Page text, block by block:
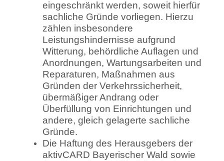
eingeschränkt werden, soweit hierfür
sachliche Gründe vorliegen. Hierzu
zählen insbesondere
Leistungshindernisse aufgrund
Witterung, behördliche Auflagen und
Anordnungen, Wartungsarbeiten und
Reparaturen, Maßnahmen aus
Gründen der Verkehrssicherheit,
übermäßiger Andrang oder
Überfüllung von Einrichtungen und
andere, gleich gelagerte sachliche
Gründe.
Die Haftung des Herausgebers der
aktivCARD Bayerischer Wald sowie